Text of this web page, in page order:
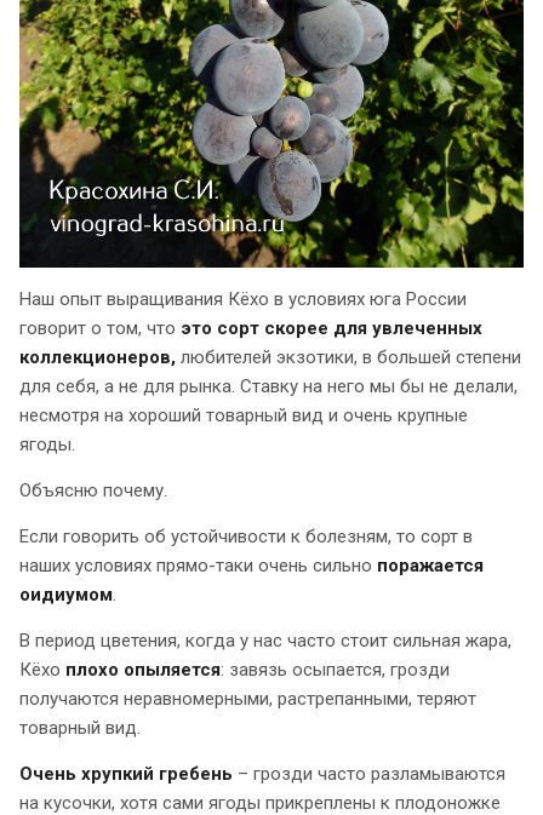
Наш опыт выращивания Кёхо в условиях юга России
говорит о том, что это сорт скорее для увлеченных
коллекционеров, любителей экзотики, в большей степени
для себя, а не для рынка. Ставку на него мы бы не делали,
несмотря на хороший товарный вид и очень крупные
ягоды.
Объясню почему.
Если говорить об устойчивости к болезням, то сорт в
наших условиях прямо-таки очень сильно поражается
оидиумом
В период цветения, когда у нас часто стоит сильная жара,
Кёхо плохо опыляется: завязь осыпается, грозди
получаются неравномерными, растрепанными, теряют
товарный вид.
Очень хрупкий гребень – грозди часто разламываются
на кусочки, хотя сами ягоды прикреплены к плодоножке